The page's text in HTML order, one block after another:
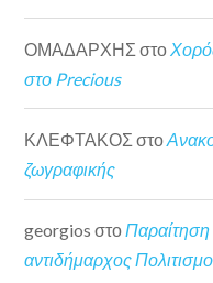
ΟΜΑΔΑΡΧΗΣ στο
στο Precious
ΚΛΕΦΤΑΚΟΣ στο
ζωγραφικής
georgios στο
αντιδήμαρχος